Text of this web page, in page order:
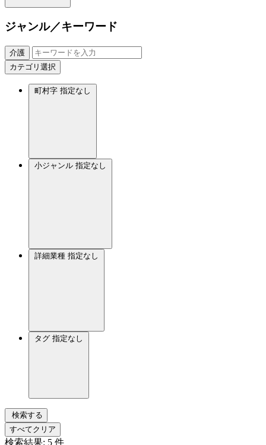
ジャンル／キーワード
介護
カテゴリ選択
町村字 指定なし
小ジャンル 指定なし
詳細業種 指定なし
タグ 指定なし
検索する
すべてクリア
検索結果: 5 件